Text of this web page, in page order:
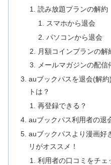
読み放題プランの解約
スマホから退会
パソコンから退会
月額コインプランの解
メールマガジンの配信
auブックパスを退会(解
トは？
再登録できる？
auブックパス利用者の退
auブックパスより漫画好
リがオススメ！
利用者の口コミをチェ